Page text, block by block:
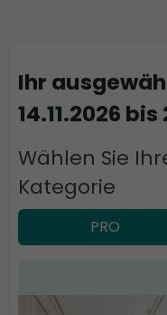
Ihr
14.11.2026 bis
Wählen Sie
Kategorie
PRO